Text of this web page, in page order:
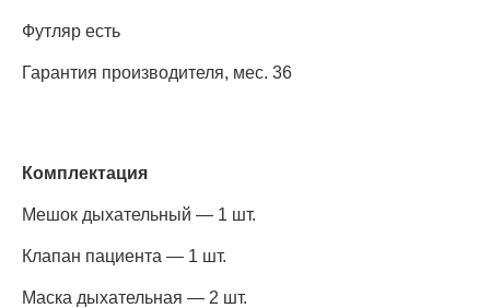
Футляр есть
Гарантия производителя, мес. 36
Комплектация
Мешок дыхательный — 1 шт.
Клапан пациента — 1 шт.
Маска дыхательная — 2 шт.